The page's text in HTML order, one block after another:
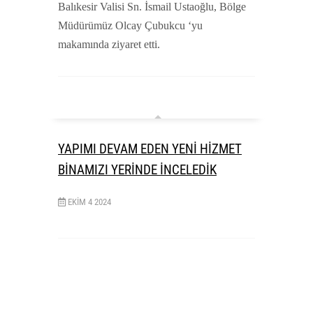
Balıkesir Valisi Sn. İsmail Ustaoğlu, Bölge
Müdürümüz Olcay Çubukcu ‘yu
makamında ziyaret etti.
YAPIMI DEVAM EDEN YENİ HİZMET
BİNAMIZI YERİNDE İNCELEDİK
EKIM 4 2024